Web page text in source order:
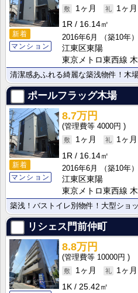
新着
マンション
1ヶ月
1ヶ月
1R
16.14㎡
2016年6月
（築10年）
江東区東陽
東京メトロ東西線
ポールフラッグ木場
新着
マンション
8.7万円
4000円
1ヶ月
1ヶ月
1R
16.14㎡
2016年6月
（築10年）
江東区東陽
東京メトロ東西線
リシェス門前仲町
8.8万円
10000円
1ヶ月
1ヶ月
1K
25.42㎡